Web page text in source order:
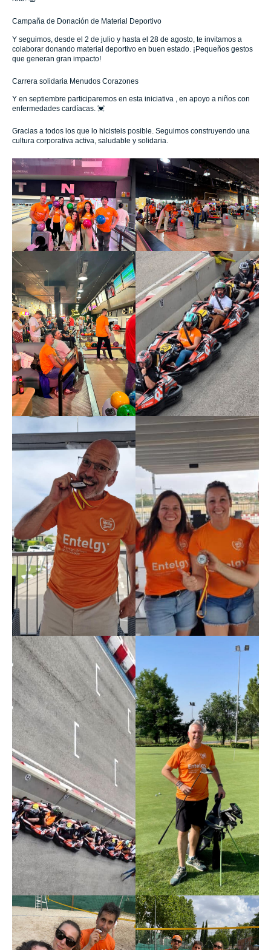
Campaña de Donación de Material Deportivo
Y seguimos, desde el 2 de julio y hasta el 28 de agosto, te invitamos a
colaborar donando material deportivo en buen estado. ¡Pequeños gestos
que generan gran impacto!
Carrera solidaria Menudos Corazones
Y en septiembre participaremos en esta iniciativa , en apoyo a niños con
enfermedades cardíacas. 💓
Gracias a todos los que lo hicisteis posible. Seguimos construyendo una
cultura corporativa activa, saludable y solidaria.